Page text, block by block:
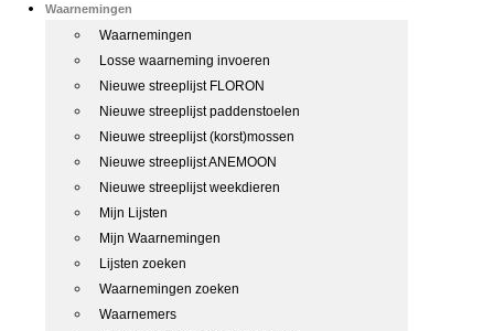
Waarnemingen
Waarnemingen
Losse waarneming invoeren
Nieuwe streeplijst FLORON
Nieuwe streeplijst paddenstoelen
Nieuwe streeplijst (korst)mossen
Nieuwe streeplijst ANEMOON
Nieuwe streeplijst weekdieren
Mijn Lijsten
Mijn Waarnemingen
Lijsten zoeken
Waarnemingen zoeken
Waarnemers